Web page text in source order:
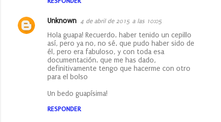
Unknown 4 de abril de 2015 a las 10:05
Hola guapa! Recuerdo. haber tenido un cepillo
así, pero ya no, no sé. que pudo haber sido de
él, pero era fabuloso, y con toda esa
documentación. que me has dado,
definitivamente tengo que hacerme con otro
para el bolso
Un bedo guapísima!
RESPONDER